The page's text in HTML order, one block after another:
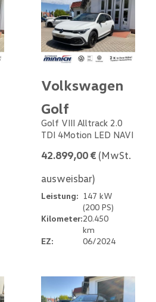
Volkswagen
Golf
Golf VIII Alltrack 2.0
TDI 4Motion LED NAVI
42.899,00 € (MwSt.
ausweisbar)
Leistung: 147 kW
(200 PS)
Kilometer:20.450
km
EZ:
06/2024